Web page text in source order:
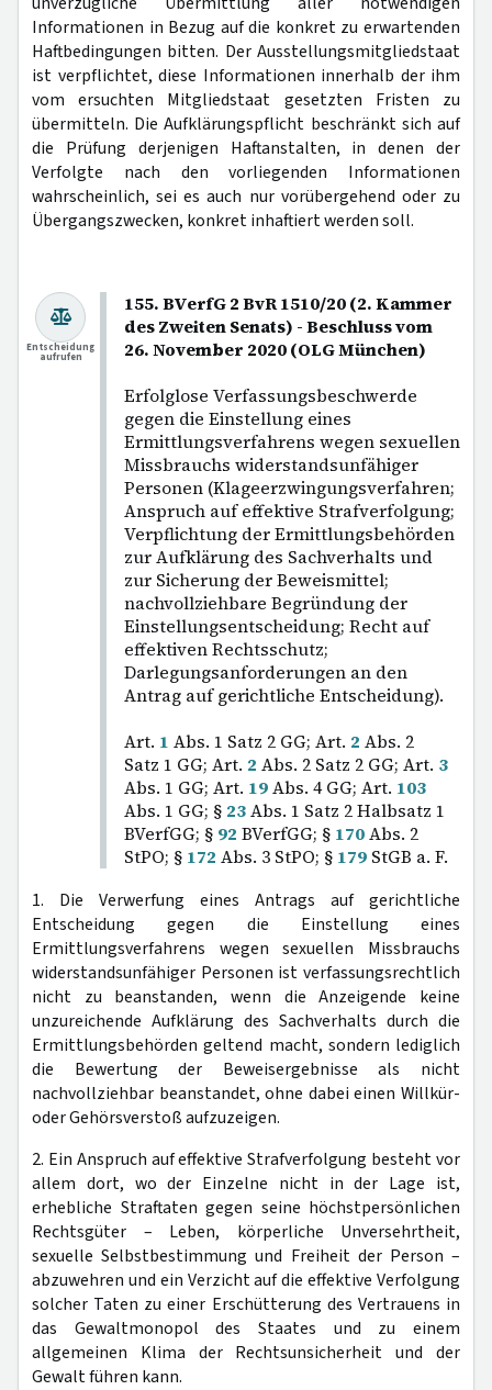
Informationen in Bezug auf die konkret zu erwartenden
Haftbedingungen bitten. Der Ausstellungsmitgliedstaat
ist verpflichtet, diese Informationen innerhalb der ihm
vom ersuchten Mitgliedstaat gesetzten Fristen zu
übermitteln. Die Aufklärungspflicht beschränkt sich auf
die Prüfung derjenigen Haftanstalten, in denen der
Verfolgte nach den vorliegenden Informationen
wahrscheinlich, sei es auch nur vorübergehend oder zu
Übergangszwecken, konkret inhaftiert werden soll.
155. BVerfG 2 BvR 1510/20 (2. Kammer
des Zweiten Senats) - Beschluss vom
26. November 2020 (OLG München)
Erfolglose Verfassungsbeschwerde
gegen die Einstellung eines
Ermittlungsverfahrens wegen sexuellen
Missbrauchs widerstandsunfähiger
Personen (Klageerzwingungsverfahren;
Anspruch auf effektive Strafverfolgung;
Verpflichtung der Ermittlungsbehörden
zur Aufklärung des Sachverhalts und
zur Sicherung der Beweismittel;
nachvollziehbare Begründung der
Einstellungsentscheidung; Recht auf
effektiven Rechtsschutz;
Darlegungsanforderungen an den
Antrag auf gerichtliche Entscheidung).
Art. 1 Abs. 1 Satz 2 GG; Art. 2 Abs. 2
Satz 1 GG; Art. 2 Abs. 2 Satz 2 GG; Art. 3
Abs. 1 GG; Art. 19Abs. 4 GG; Art. 103
Abs. 1 GG; § 23Abs. 1 Satz 2 Halbsatz 1
BVerfGG; § 92 BVerfGG; § 170Abs. 2
StPO; § 172 Abs. 3 StPO; § 179 StGB a. F.
Entscheidung
aufrufen
1. Die Verwerfung eines Antrags auf gerichtliche
Entscheidung gegen die Einstellung eines
Ermittlungsverfahrens wegen sexuellen Missbrauchs
widerstandsunfähiger Personen ist verfassungsrechtlich
nicht zu beanstanden, wenn die Anzeigende keine
unzureichende Aufklärung des Sachverhalts durch die
Ermittlungsbehörden geltend macht, sondern lediglich
die Bewertung der Beweisergebnisse als nicht
nachvollziehbar beanstandet, ohne dabei einen Willkür-
oder Gehörsverstoß aufzuzeigen.
2. Ein Anspruch auf effektive Strafverfolgung besteht vor
allem dort, wo der Einzelne nicht in der Lage ist,
erhebliche Straftaten gegen seine höchstpersönlichen
Rechtsgüter – Leben, körperliche Unversehrtheit,
sexuelle Selbstbestimmung und Freiheit der Person –
abzuwehren und ein Verzicht auf die effektive Verfolgung
solcher Taten zu einer Erschütterung des Vertrauens in
das Gewaltmonopol des Staates und zu einem
allgemeinen Klima der Rechtsunsicherheit und der
Gewalt führen kann.